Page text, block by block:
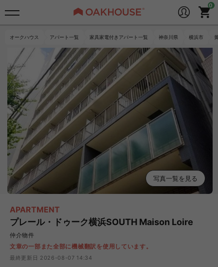
オークハウス アパート一覧 家具家電付きアパート一覧 神奈川県 横浜市
写真一覧を見る
APARTMENT
プレール・ドゥーク横浜SOUTH Maison Loire
仲介物件
文章の一部また全部に機械翻訳を使用しています。
最終更新日 2026-08-07 14:34